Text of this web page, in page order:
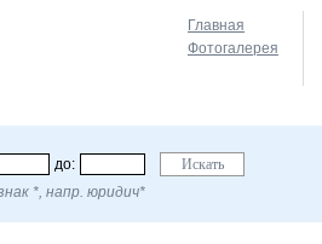
Главная
Фотогалерея
до:
*, напр. юридич*